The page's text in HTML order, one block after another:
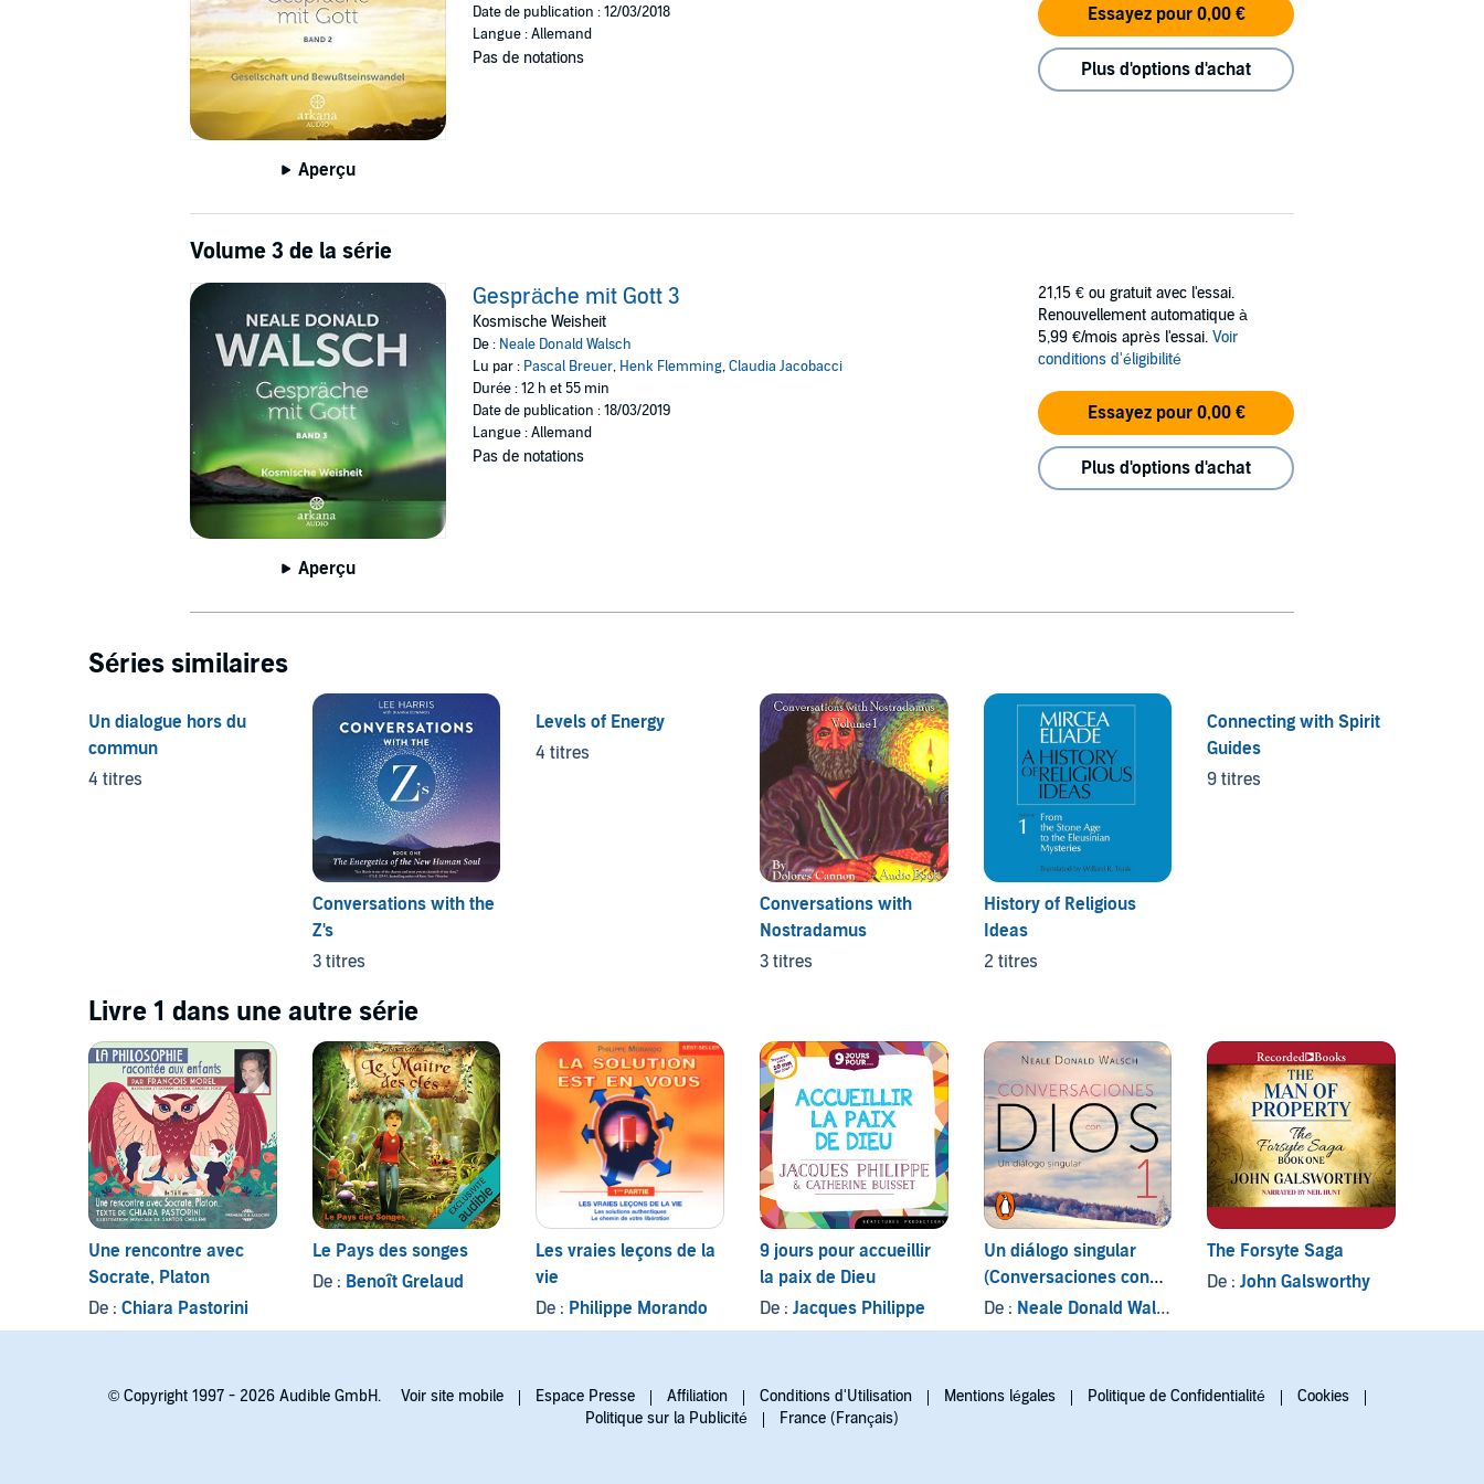
Aperçu
Date de publication : 12/03/2018
Langue : Allemand
Pas de notations
Essayez pour 0,00 €
Plus d'options d'achat
Volume 3 de la série
Aperçu
Gespräche mit Gott 3
Kosmische Weisheit
De : Neale Donald Walsch
Lu par : Pascal Breuer, Henk Flemming,Claudia Jacobacci
Durée : 12 h et 55 min
Date de publication : 18/03/2019
Langue : Allemand
Pas de notations
21,15 € ou gratuit avec l'essai.
Renouvellement automatique à
5,99 €/mois après l'essai. Voir
conditions d'éligibilité
Essayez pour 0,00 €
Plus d'options d'achat
Séries similaires
Un dialogue hors du
commun
4 titres
Conversations with the
Z's
3 titres
Levels of Energy
4 titres
Conversations with
Nostradamus
3 titres
History of Religious
Ideas
2 titres
Connecting with Spirit
Guides
9 titres
Livre 1 dans une autre série
Une rencontre avec
Socrate, Platon
De : Chiara Pastorini
Le Pays des songes
De : Benoît Grelaud
Les vraies leçons de la
vie
De : Philippe Morando
9 jours pour accueillir
la paix de Dieu
De : Jacques Philippe
Un diálogo singular
(Conversaciones con
Dios 1)
De : Neale Donald Walsch
The Forsyte Saga
De :John Galsworthy
© Copyright 1997 - 2026 Audible GmbH. Voir site mobile Espace Presse Affiliation Conditions d'Utilisation Mentions légales Politique de Confidentialité
Cookies
Politique sur la Publicité
France (Français)